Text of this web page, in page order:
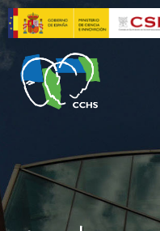
Pasar
al
contenido
principal